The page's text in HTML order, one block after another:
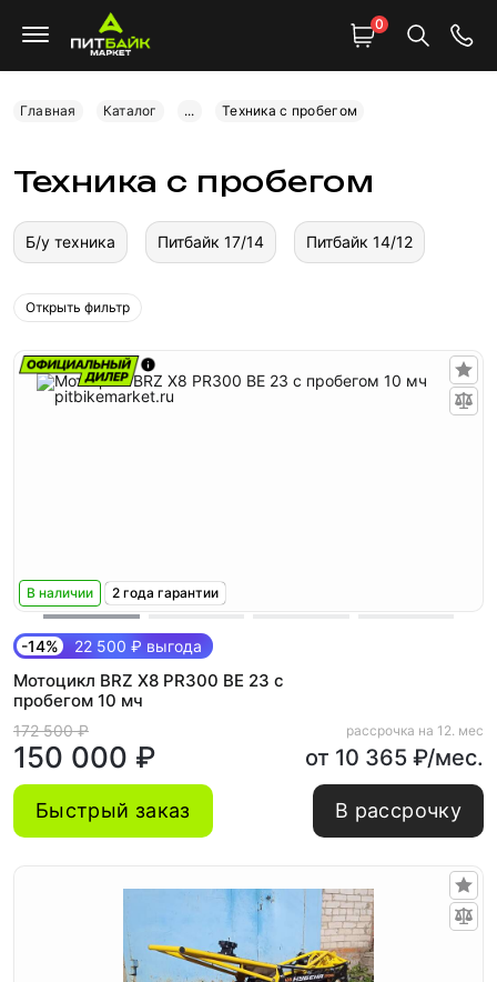
0
Главная Каталог ... Техника с пробегом
Техника с пробегом
Б/у техника Питбайк 17/14 Питбайк 14/12
Открыть фильтр
В наличии 2 года гарантии
-14% 22 500 ₽ выгода
Мотоцикл BRZ X8 PR300 BE 23 с
пробегом 10 мч
172 500 ₽
150 000 ₽
рассрочка на 12. мес
от 10 365 ₽/мес.
Быстрый заказ В рассрочку